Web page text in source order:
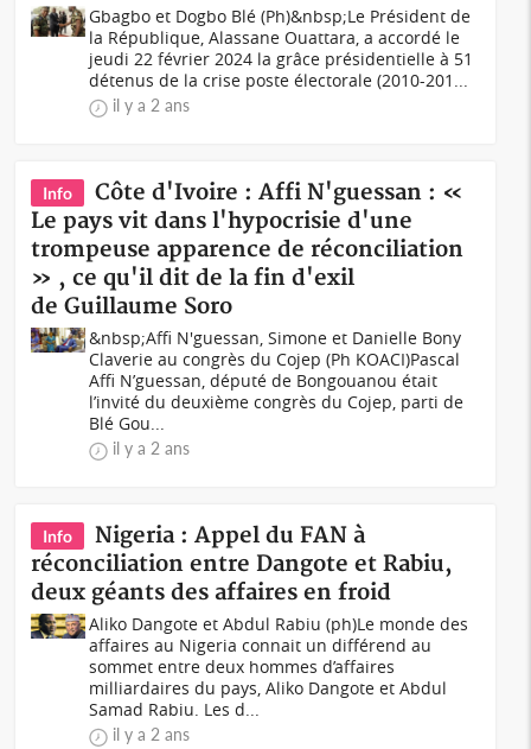
Gbagbo et Dogbo Blé (Ph)&nbsp;Le Président de
la République, Alassane Ouattara, a accordé le
jeudi 22 février 2024 la grâce présidentielle à 51
détenus de la crise poste électorale (2010-201...
il y a 2 ans
Info
Côte d'Ivoire : Affi N'guessan : «
Le pays vit dans l'hypocrisie d'une
trompeuse apparence de réconciliation
» , ce qu'il dit de la fin d'exil
de Guillaume Soro
&nbsp;Affi N'guessan, Simone et Danielle Bony
Claverie au congrès du Cojep (Ph KOACI)Pascal
Affi N’guessan, député de Bongouanou était
l’invité du deuxième congrès du Cojep, parti de
Blé Gou...
il y a 2 ans
Info
Nigeria : Appel du FAN à
réconciliation entre Dangote et Rabiu,
deux géants des affaires en froid
Aliko Dangote et Abdul Rabiu (ph)Le monde des
affaires au Nigeria connait un différend au
sommet entre deux hommes d’affaires
milliardaires du pays, Aliko Dangote et Abdul
Samad Rabiu. Les d...
il y a 2 ans